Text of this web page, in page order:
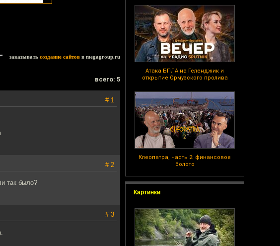
Атака БПЛА на Геленджик и
открытие Ормузского пролива
Клеопатра, часть 2: финансовое
болото
Картинки
заказывать создание сайтов в megagroup.ru
всего: 5
# 1
# 2
так было?
# 3